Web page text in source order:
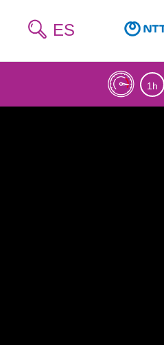
ES
1h